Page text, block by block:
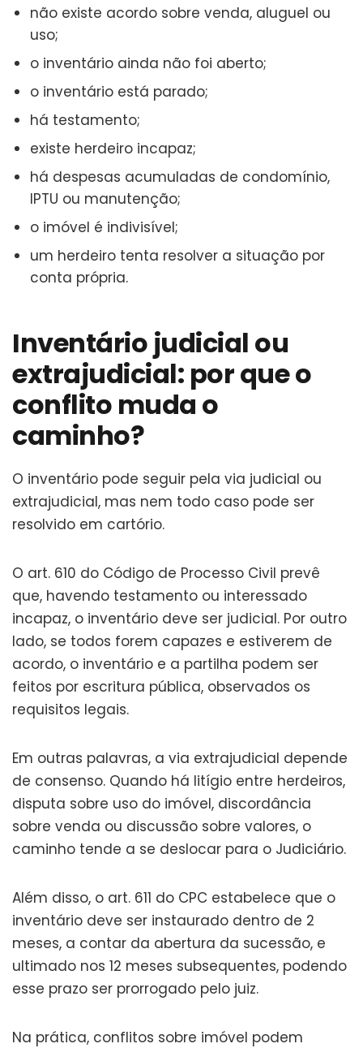
não existe acordo sobre venda, aluguel ou
uso;
o inventário ainda não foi aberto;
o inventário está parado;
há testamento;
existe herdeiro incapaz;
há despesas acumuladas de condomínio,
IPTU ou manutenção;
o imóvel é indivisível;
um herdeiro tenta resolver a situação por
conta própria.
Inventário judicial ou
extrajudicial: por que o
conflito muda o
caminho?
O inventário pode seguir pela via judicial ou
extrajudicial, mas nem todo caso pode ser
resolvido em cartório.
O art. 610 do Código de Processo Civil prevê
que, havendo testamento ou interessado
incapaz, o inventário deve ser judicial. Por outro
lado, se todos forem capazes e estiverem de
acordo, o inventário e a partilha podem ser
feitos por escritura pública, observados os
requisitos legais.
Em outras palavras, a via extrajudicial depende
de consenso. Quando há litígio entre herdeiros,
disputa sobre uso do imóvel, discordância
sobre venda ou discussão sobre valores, o
caminho tende a se deslocar para o Judiciário.
Além disso, o art. 611 do CPC estabelece que o
inventário deve ser instaurado dentro de 2
meses, a contar da abertura da sucessão, e
ultimado nos 12 meses subsequentes, podendo
esse prazo ser prorrogado pelo juiz.
Na prática, conflitos sobre imóvel podem